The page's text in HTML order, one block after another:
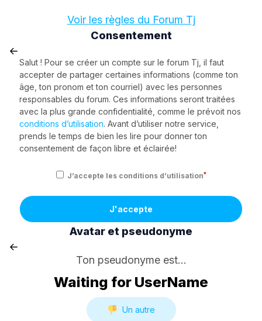
Voir les règles du Forum Tj
Consentement
Salut ! Pour se créer un compte sur le forum Tj, il faut
accepter de partager certaines informations (comme ton
âge, ton pronom et ton courriel) avec les personnes
responsables du forum. Ces informations seront traitées
avec la plus grande confidentialité, comme le prévoit nos
conditions d’utilisation. Avant d’utiliser notre service,
prends le temps de bien les lire pour donner ton
consentement de façon libre et éclairée!
J’accepte les conditions d’utilisation*
J'accepte
Avatar et pseudonyme
Ton pseudonyme est...
Waiting for UserName
Un autre